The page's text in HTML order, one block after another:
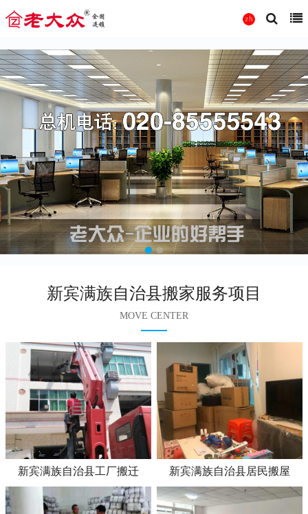
新宾满族自治县搬家服务项目
MOVE CENTER
新宾满族自治县工厂搬迁 新宾满族自治县居民搬屋